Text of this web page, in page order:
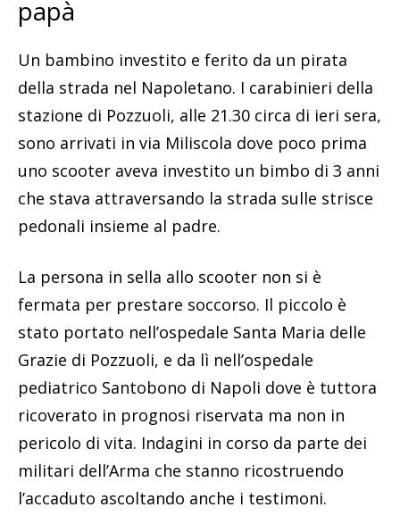
papà
Un bambino investito e ferito da un pirata
della strada nel Napoletano. I carabinieri della
stazione di Pozzuoli, alle 21.30 circa di ieri sera,
sono arrivati in via Miliscola dove poco prima
uno scooter aveva investito un bimbo di 3 anni
che stava attraversando la strada sulle strisce
pedonali insieme al padre.
La persona in sella allo scooter non si è
fermata per prestare soccorso. Il piccolo è
stato portato nell’ospedale Santa Maria delle
Grazie di Pozzuoli, e da lì nell’ospedale
pediatrico Santobono di Napoli dove è tuttora
ricoverato in prognosi riservata ma non in
pericolo di vita. Indagini in corso da parte dei
militari dell’Arma che stanno ricostruendo
l’accaduto ascoltando anche i testimoni.